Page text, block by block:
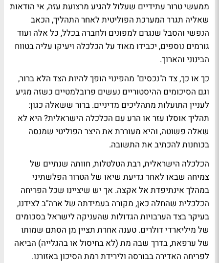
ממעשי טרור עתידיים שעלול להגיע מרצועת עזה, אי הודאות
שאליה תגרר המערכת הפוליטית לאחר התהליך, הכאב
הנפשי והסבל שנגרם למפונים ולחברה בכלל, כל אלה ועוד
גורמים נוספים, יכבידו מאוד על הכלכלה ויעיקו עליה בטווח
הבינוני והארוך.
כך או כך, צד ה"נכסים" מהפינוי הופך להיות הצד הלא ברור,
וגם הסיכומים ההיסטוריים נעשים פרובלמטיים כשזה מגיע
לעניין התועלות מתהליכים מדיניים. ברור ששאלה כגון:
תהליך אוסלו עזר או הרע עם הכלכלה הישראלית? היא לא
שאלה פשוטה, והיא מעוררת את היצר הפוליטי שמנסה
בכוחנות להכתיב את התשובה.
הכלכלה הישראלית, רבת הטלטלות, חוותה שנתיים של
צמיחה שבאו לאחר גדיעת שיאו של הטרור הפלשתיני
במהלך אינתיפדת אל אקצה. אך יש שיציינו שכל הפריחה
הכלכלית שהחלה כאן, מקורה בעמידתה של ארה"ב לצידנו,
בעיקר בצד הערבויות הגדולות שהעניקה לישראל בסכומים
של מיליארדי דולרים. טענה אחרת תציין מן הסתם שמותו
של ערפאת, בדרך שבה מת (לא בחיסול או בהגלייה) הביאה
לפריחה האדירה בבורסה ולירידת רמת הסיכון באזורנו.